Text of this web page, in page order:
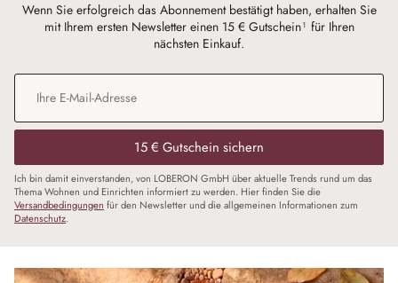
Wenn Sie erfolgreich das Abonnement bestätigt haben, erhalten Sie
mit Ihrem ersten Newsletter einen 15 € Gutschein¹ für Ihren
nächsten Einkauf.
E-Mail-Adresse
15 € Gutschein sichern
Ich bin damit einverstanden, von LOBERON GmbH über aktuelle Trends rund um das
Thema Wohnen und Einrichten informiert zu werden. Hier finden Sie die
Versandbedingungen für den Newsletter und die allgemeinen Informationen zum
Datenschutz.